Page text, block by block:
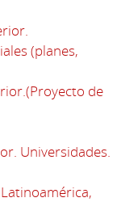
(planes,
de
Universidades.